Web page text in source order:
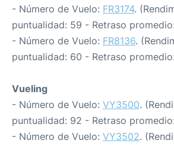
- Número de Vuelo: FR3174.
puntualidad: 59 - Retraso
- Número de Vuelo: FR8136.
puntualidad: 60 - Retraso
Vueling
- Número de Vuelo: VY3500.
puntualidad: 92 - Retraso
- Número de Vuelo: VY3502.